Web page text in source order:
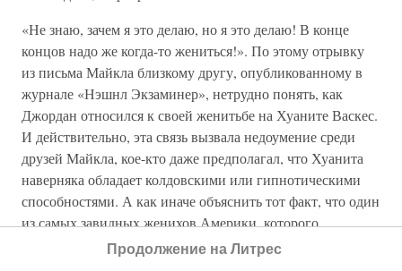
«Не знаю, зачем я это делаю, но я это делаю! В конце
концов надо же когда-то жениться!». По этому отрывку
из письма Майкла близкому другу, опубликованному в
журнале «Нэшнл Экзаминер», нетрудно понять, как
Джордан относился к своей женитьбе на Хуаните Васкес.
И действительно, эта связь вызвала недоумение среди
друзей Майкла, кое-кто даже предполагал, что Хуанита
наверняка обладает колдовскими или гипнотическими
способностями. А как иначе объяснить тот факт, что один
из самых завидных женихов Америки, которого
безуспешно пытались окрутить многие «светские
Продолжение на Литрес